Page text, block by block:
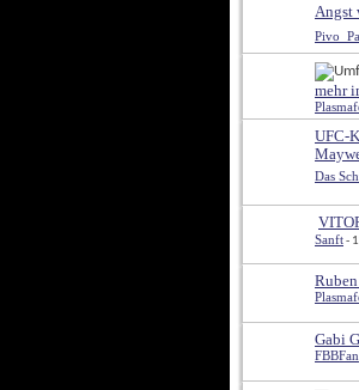
Angst
mehr
UFC-
Das
Sanft -
Gabi
FBBFan